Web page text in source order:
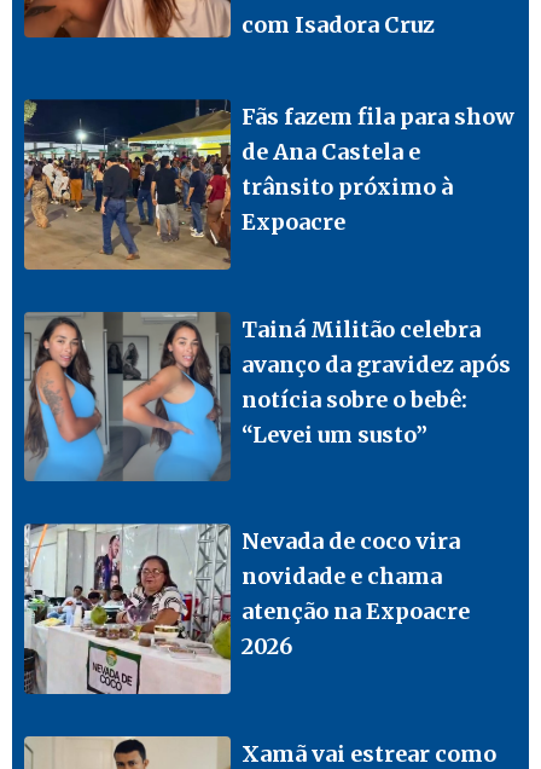
com Isadora Cruz
Fãs fazem fila para show
de Ana Castela e
trânsito próximo à
Expoacre
Tainá Militão celebra
avanço da gravidez após
notícia sobre o bebê:
“Levei um susto”
Nevada de coco vira
novidade e chama
atenção na Expoacre
2026
Xamã vai estrear como